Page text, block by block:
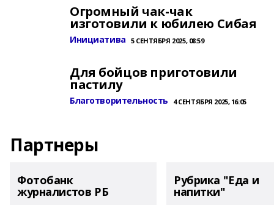
Огромный чак-чак
изготовили к юбилею Сибая
Инициатива 5 СЕНТЯБРЯ 2025, 08:59
Для бойцов приготовили
пастилу
Благотворительность 4 СЕНТЯБРЯ 2025, 16:05
Партнеры
Фотобанк
журналистов РБ
Рубрика "Еда и
напитки"